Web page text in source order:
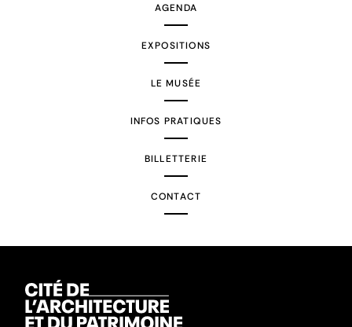
AGENDA
EXPOSITIONS
LE MUSÉE
INFOS PRATIQUES
BILLETTERIE
CONTACT